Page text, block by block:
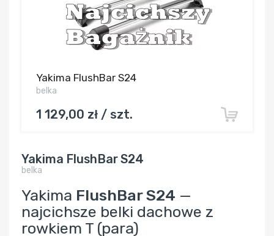
Yakima FlushBar S24
belka
1 129,00 zł / szt.
Yakima FlushBar S24
belka
Yakima FlushBar S24 —
najcichsze belki dachowe z
rowkiem T (para)